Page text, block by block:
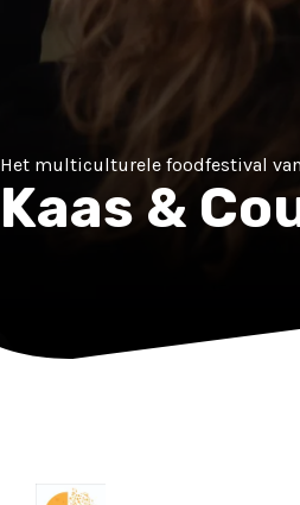
Het multiculturele foodfestival
Kaas &